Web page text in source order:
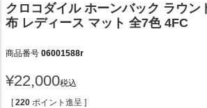
クロコダイル ホーンバック ラウン
布 レディース マット 全7色 4FC
商品番号 06001588r
¥22,000税込
[ 220 ポイント進呈 ]